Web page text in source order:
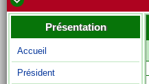
Présentation
Accueil
Président